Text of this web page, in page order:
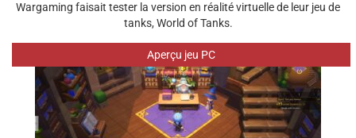
Wargaming faisait tester la version en réalité virtuelle de leur jeu de
tanks, World of Tanks.
Aperçu jeu PC